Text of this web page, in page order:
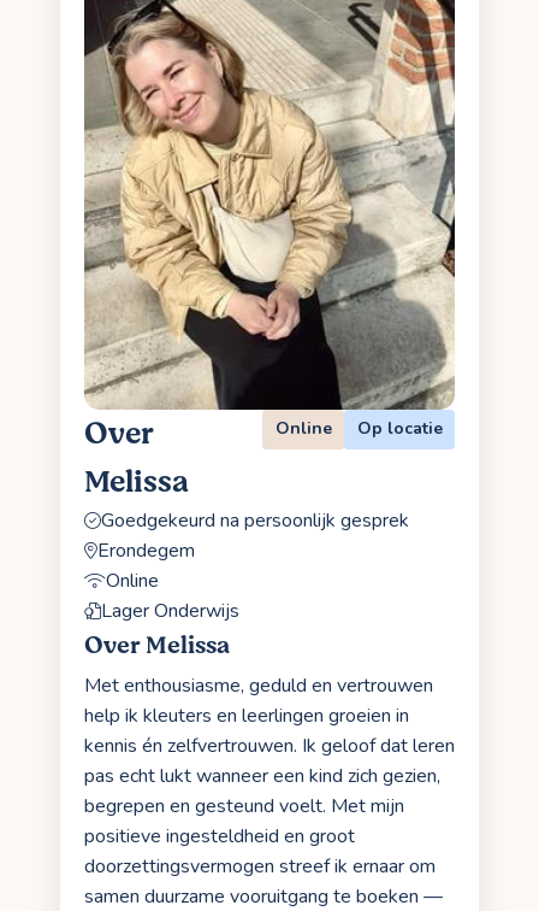
Over
Melissa
Online Op locatie
Goedgekeurd na persoonlijk gesprek
Erondegem
Online
Lager Onderwijs
Over Melissa
Met enthousiasme, geduld en vertrouwen
help ik kleuters en leerlingen groeien in
kennis én zelfvertrouwen. Ik geloof dat leren
pas echt lukt wanneer een kind zich gezien,
begrepen en gesteund voelt. Met mijn
positieve ingesteldheid en groot
doorzettingsvermogen streef ik ernaar om
samen duurzame vooruitgang te boeken —